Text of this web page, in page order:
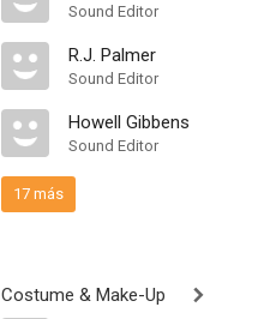
Sound Editor
R.J. Palmer
Sound Editor
Howell Gibbens
Sound Editor
17 más
Costume & Make-Up